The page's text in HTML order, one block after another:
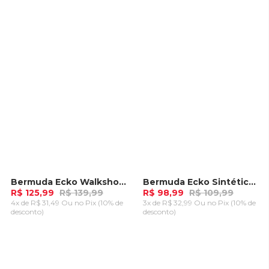
-10%Bermuda Ecko Walkshort Preta
R$ 125,99 R$ 139,99
4x de R$ 31,49 Ou no Pix (10% de
desconto)
-10%
Bermuda Ecko Sintética Preta
R$ 98,99 R$ 109,99
3x de R$ 32,99 Ou no Pix (10% de
desconto)